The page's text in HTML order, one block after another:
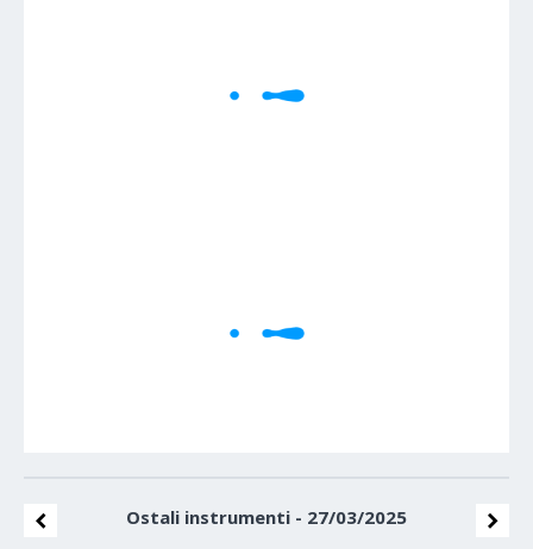
Ostali instrumenti - 27/03/2025